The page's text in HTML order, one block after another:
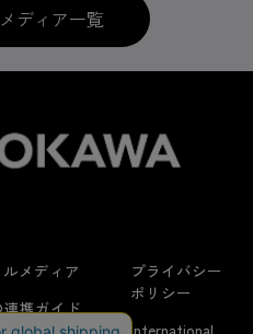
ディア一覧
メディア
連携ガイド
プライバシー
ポリシー
International